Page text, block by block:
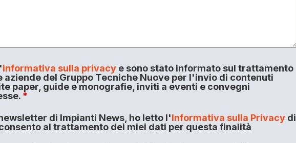
informativa sulla privacye sono stato informato sul trattamento
aziende del Gruppo Tecniche Nuove per l'invio di contenuti
paper, guide e monografie, inviti a eventi e convegni
*
di Impianti News, ho letto l'Informativa sulla Privacydi
al trattamento dei miei dati per questa finalità